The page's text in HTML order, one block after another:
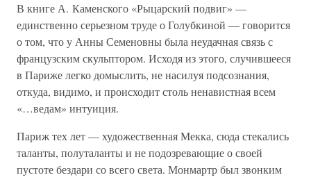
В книге А. Каменского «Рыцарский подвиг» —
единственно серьезном труде о Голубкиной — говорится
о том, что у Анны Семеновны была неудачная связь с
французским скульптором. Исходя из этого, случившееся
в Париже легко домыслить, не насилуя подсознания,
откуда, видимо, и происходит столь ненавистная всем
«…ведам» интуиция.
Париж тех лет — художественная Мекка, сюда стекались
таланты, полуталанты и не подозревающие о своей
пустоте бездари со всего света. Монмартр был звонким